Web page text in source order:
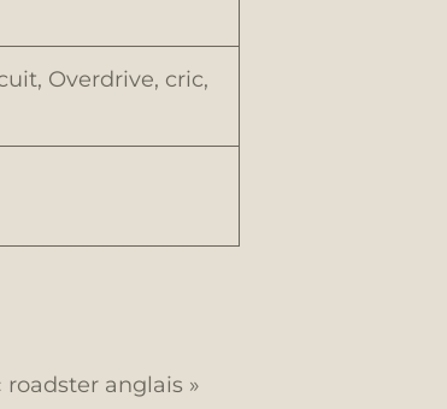
Overdrive, cric,
anglais »